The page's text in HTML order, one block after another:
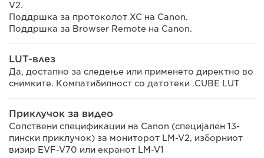
V2.
Поддршка за протоколот XC на Canon.
Поддршка за Browser Remote на Canon.
LUT-влез
Да, достапно за следење или применето директно во
снимките. Компатибилност со датотеки .CUBE LUT
Приклучок за видео
Сопствени спецификации на Canon (специјален 13-
пински приклучок) за мониторот LM-V2, изборниот
визир EVF-V70 или екранот LM-V1